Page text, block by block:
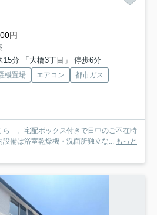
円
15分 「大橋3丁目」 停歩6分
機置場 エアコン
都市ガス
ら 。宅配ボックス付きで日中のご不在時
備は浴室乾燥機・洗面所独立な... もっと